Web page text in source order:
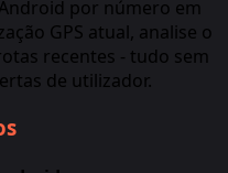
por número em
GPS atual, analise o
recentes - tudo sem
de utilizador.